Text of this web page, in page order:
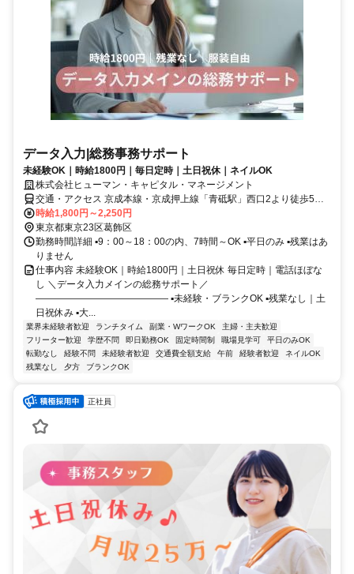
データ入力|総務事務サポート
未経験OK｜時給1800円｜毎日定時｜土日祝休｜ネイルOK
株式会社ヒューマン・キャピタル・マネージメント
交通・アクセス 京成本線・京成押上線「青砥駅」西口2より徒歩5分
＊ 青戸平和公園近く｜スーパーや飲食店が充実
時給1,800円～2,250円
東京都東京23区葛飾区
勤務時間詳細 ▪️9：00～18：00の内、7時間～OK ▪️平日のみ ▪️残業はあ
りません
仕事内容 未経験OK｜時給1800円｜土日祝休 毎日定時｜電話ほぼな
し ＼データ入力メインの総務サポート／
—————————————— ▪️未経験・ブランクOK ▪️残業なし｜土
日祝休み ▪️大...
業界未経験者歓迎 ランチタイム 副業・WワークOK
主婦・主夫歓迎
フリーター歓迎
学歴不問 即日勤務OK 固定時間制 職場見学可
平日のみOK
転勤なし
経験不問 未経験者歓迎 交通費全額支給 午前 経験者歓迎
ネイルOK
残業なし
夕方 ブランクOK
正社員